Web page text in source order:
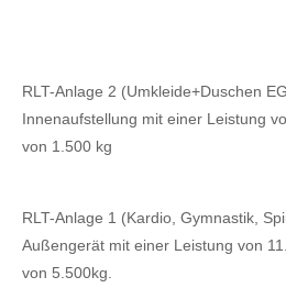
RLT-Anlage 2 (Umkleide+Duschen
Innenaufstellung mit einer Leistung
von 1.500 kg
RLT-Anlage 1 (Kardio, Gymnastik,
Außengerät mit einer Leistung von
von 5.500kg.